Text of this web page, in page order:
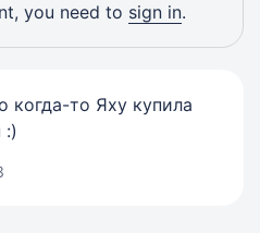
you need to sign in.
когда-то Яху купила
:)